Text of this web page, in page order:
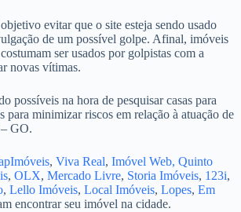
evitar que o site esteja sendo usado
de um possível golpe. Afinal, imóveis
ser usados por golpistas com a
novas vítimas.
possíveis na hora de pesquisar casas para
para minimizar riscos em relação à atuação de
GO.
, Viva Real, Imóvel Web, Quinto
, OLX, Mercado Livre, Storia Imóveis, 123i,
, Lello Imóveis, Local Imóveis, Lopes, Em
encontrar seu imóvel na cidade.